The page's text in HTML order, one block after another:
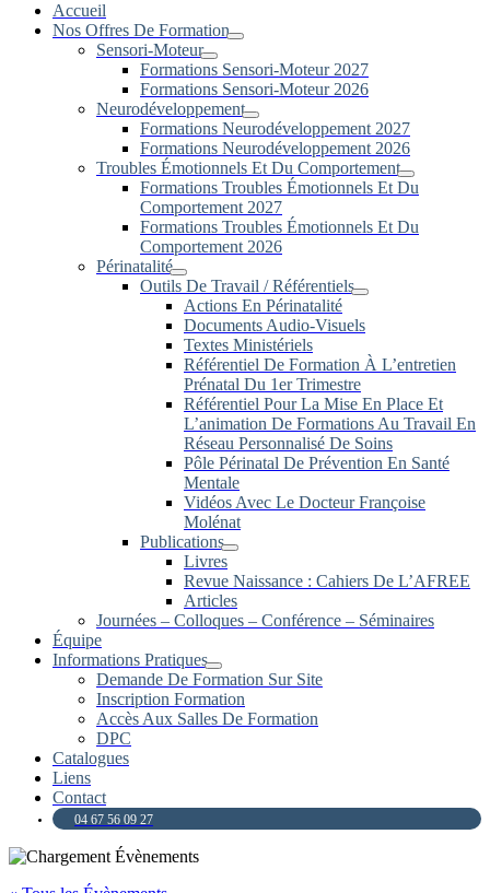
Accueil
Nos Offres De Formation
Sensori-Moteur
Formations Sensori-Moteur 2027
Formations Sensori-Moteur 2026
Neurodéveloppement
Formations Neurodéveloppement 2027
Formations Neurodéveloppement 2026
Troubles Émotionnels Et Du Comportement
Formations Troubles Émotionnels Et Du
Comportement 2027
Formations Troubles Émotionnels Et Du
Comportement 2026
Périnatalité
Outils De Travail / Référentiels
Actions En Périnatalité
Documents Audio-Visuels
Textes Ministériels
Référentiel De Formation À L’entretien
Prénatal Du 1er Trimestre
Référentiel Pour La Mise En Place Et
L’animation De Formations Au Travail En
Réseau Personnalisé De Soins
Pôle Périnatal De Prévention En Santé
Mentale
Vidéos Avec Le Docteur Françoise
Molénat
Publications
Livres
Revue Naissance : Cahiers De L’AFREE
Articles
Journées – Colloques – Conférence – Séminaires
Équipe
Informations Pratiques
Demande De Formation Sur Site
Inscription Formation
Accès Aux Salles De Formation
DPC
Catalogues
Liens
Contact
04 67 56 09 27